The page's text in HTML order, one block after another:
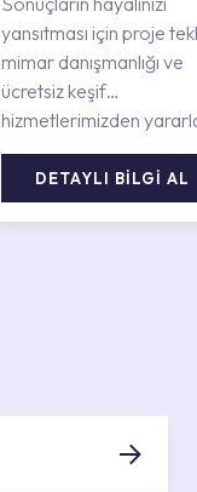
yansıtması için proje
mimar danışmanlığı ve
ücretsiz keşif
hizmetlerimizden
DETAYLI BİLGİ AL